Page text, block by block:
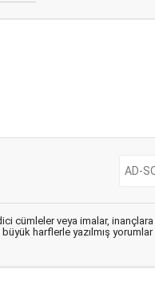
cümleler veya imalar, inançlara
harflerle yazılmış